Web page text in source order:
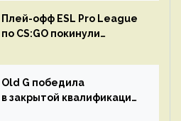
Плей-офф ESL Pro League
по CS:GO покинули
Old G победила
в закрытой квалификации